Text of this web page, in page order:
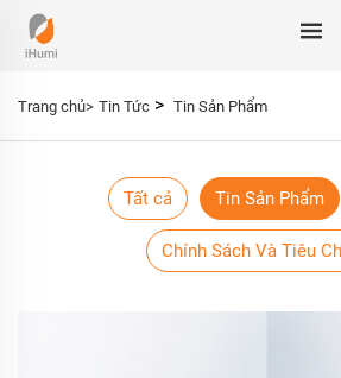
Trang chủ> Tin Tức > Tin Sản Phẩm
Tất cả Tin Sản Phẩm
Chính Sách Và Tiêu